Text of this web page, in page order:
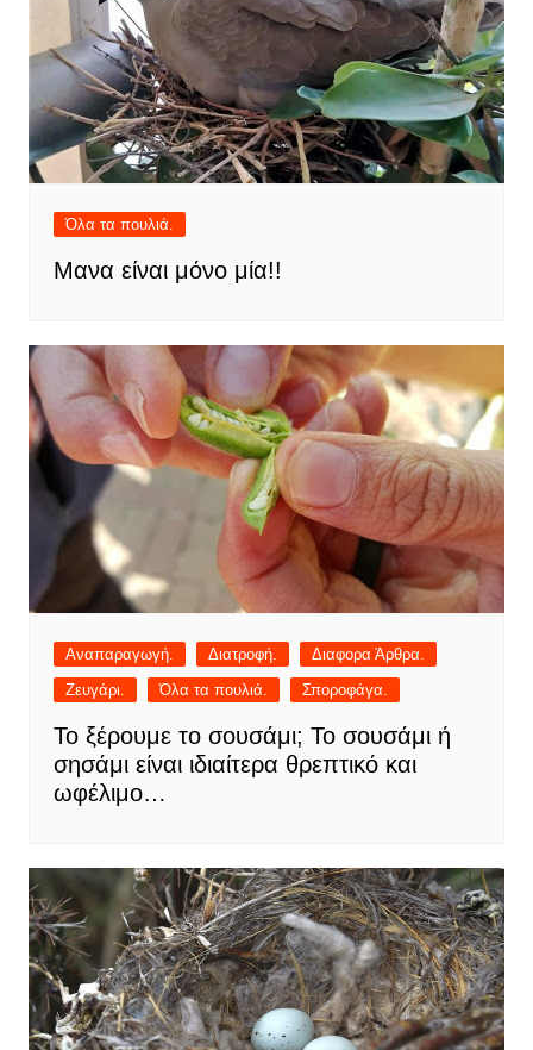
Όλα τα πουλιά.
Μανα είναι μόνο μία!!
Αναπαραγωγή. Διατροφή.
Διαφορα Άρθρα.
Ζευγάρι.
Όλα τα πουλιά. Σποροφάγα.
Το ξέρουμε το σουσάμι; Το σουσάμι ή
σησάμι είναι ιδιαίτερα θρεπτικό και
ωφέλιμο…